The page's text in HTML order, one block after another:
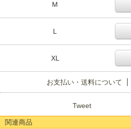
M
L
XL
お支払い・送料について
Tweet
関連商品